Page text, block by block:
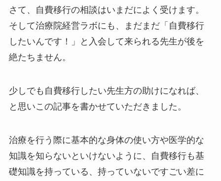
さて、自費移行の相談はいまだによく受けます。
そして治療院経営ラボにも、まだまだ「自費移行
したいんです！」と入会して来られる先生が後を
絶たちません。
少しでも自費移行したい先生方の助けになれば、
と思いこの記事を書かせていただきました。
治療を行う際に基本的な身体の使い方や医学的な
知識を知らないといけないように、自費移行も基
礎知識を持っている、持っていないですごい差に